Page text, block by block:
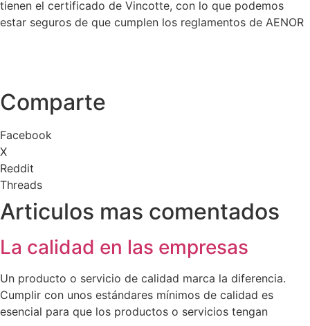
tienen el certificado de Vincotte, con lo que podemos
estar seguros de que cumplen los reglamentos de AENOR
Comparte
Facebook
X
Reddit
Threads
Articulos mas comentados
La calidad en las empresas
Un producto o servicio de calidad marca la diferencia.
Cumplir con unos estándares mínimos de calidad es
esencial para que los productos o servicios tengan